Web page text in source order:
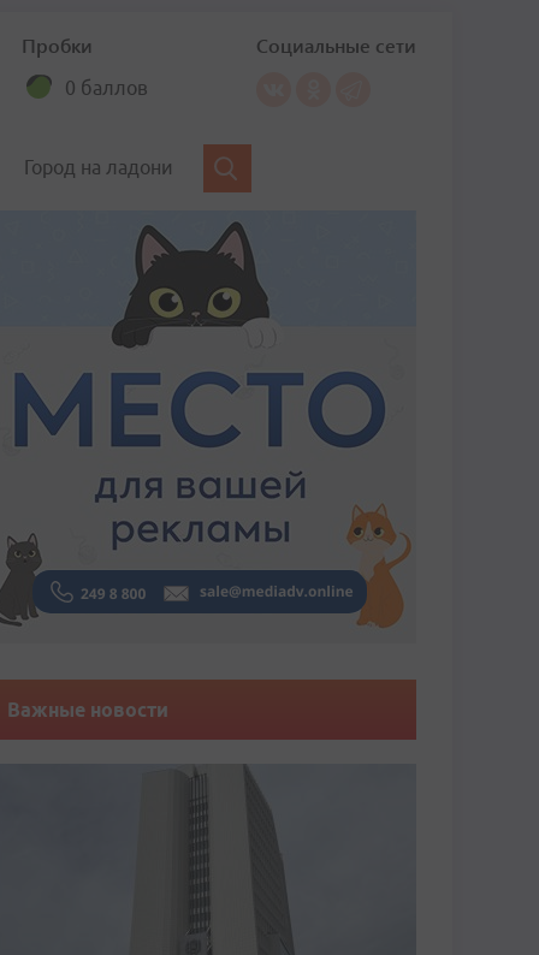
Пробки
0 баллов
Социальные сети
Город на ладони
Важные новости